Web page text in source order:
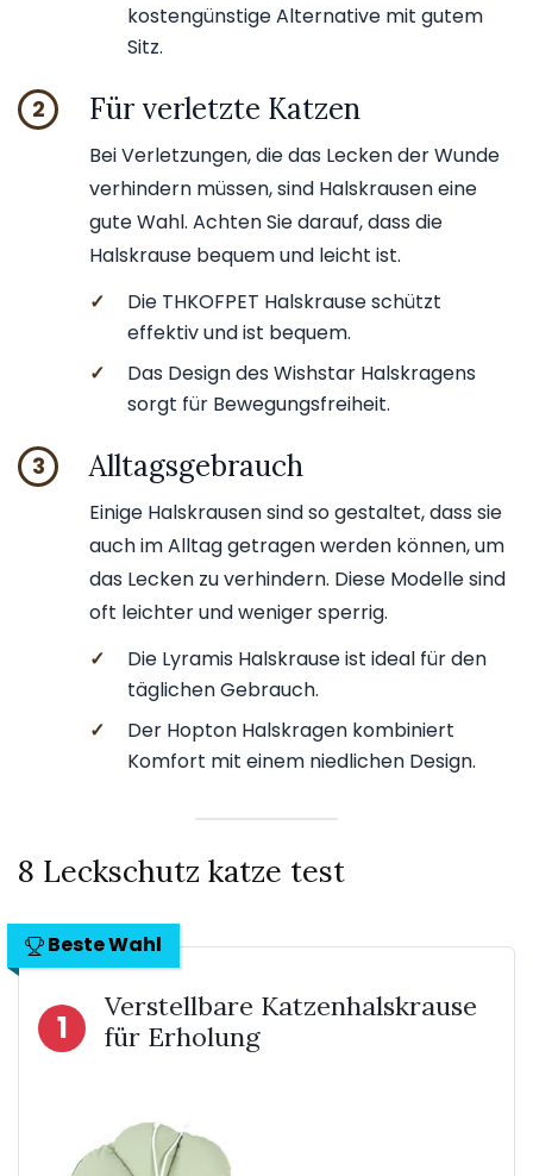
kostengünstige Alternative mit gutem
Sitz.
2 Für verletzte Katzen
Bei Verletzungen, die das Lecken der Wunde
verhindern müssen, sind Halskrausen eine
gute Wahl. Achten Sie darauf, dass die
Halskrause bequem und leicht ist.
✓
Die THKOFPET Halskrause schützt
effektiv und ist bequem.
✓
Das Design des Wishstar Halskragens
sorgt für Bewegungsfreiheit.
3 Alltagsgebrauch
Einige Halskrausen sind so gestaltet, dass sie
auch im Alltag getragen werden können, um
das Lecken zu verhindern. Diese Modelle sind
oft leichter und weniger sperrig.
✓
Die Lyramis Halskrause ist ideal für den
täglichen Gebrauch.
✓
Der Hopton Halskragen kombiniert
Komfort mit einem niedlichen Design.
8 Leckschutz katze test
Beste Wahl
1
Verstellbare Katzenhalskrause
für Erholung